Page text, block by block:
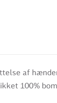
af
100%